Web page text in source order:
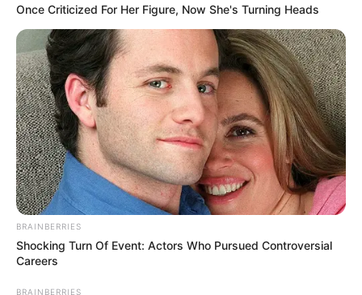
Once Criticized For Her Figure, Now She's Turning Heads
BRAINBERRIES
Shocking Turn Of Event: Actors Who Pursued Controversial
Careers
BRAINBERRIES